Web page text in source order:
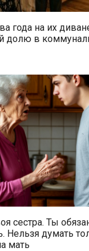
года на их
долю в
сестра. Ты
Нельзя думать
мать